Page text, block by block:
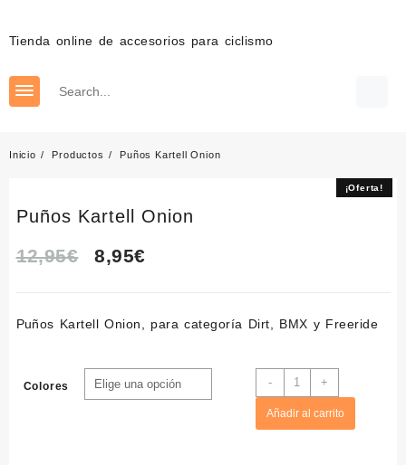
contenido
Tienda online de accesorios para ciclismo
Inicio Productos Puños Kartell Onion
¡Oferta!
Puños Kartell Onion
12,95€
El
original
era:
12,95€.
8,95€El
actual
es:
8,95€.
Puños Kartell Onion, para categoría Dirt, BMX y Freeride
Colores -
Puños
Kartell
Onion
cantidad
+
Añadir al carrito
¡Oferta!